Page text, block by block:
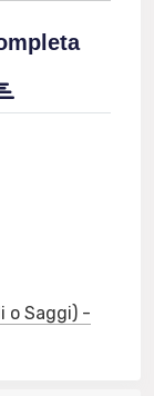
o Saggi) -